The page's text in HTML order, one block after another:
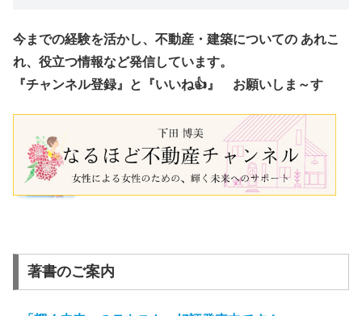
今までの経験を活かし、不動産・建築についての あれこ
れ、役立つ情報など発信しています。
『チャンネル登録』と『いいね👍』 お願いしま～す
著書のご案内